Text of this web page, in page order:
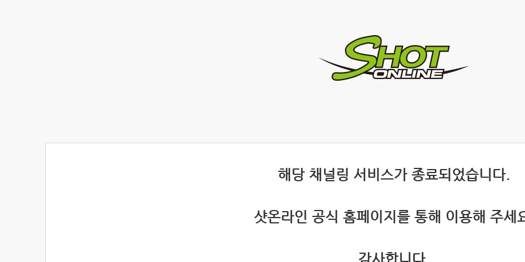
해당 채널링 서비스가 종료되었습니다.
샷온라인 공식 홈페이지를 통해 이용해 주세